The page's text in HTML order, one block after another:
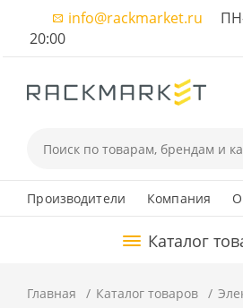
info@rackmarket.ru ПН-
20:00
Производители Компания
Каталог
Главная Каталог товаров